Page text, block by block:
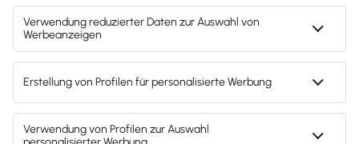
Versteuerung von E-Firmenwagen
Fördermaßnahmen für E-Dienstwagen und deren
richtige Besteuerung.
Lesezeit 10 Minuten